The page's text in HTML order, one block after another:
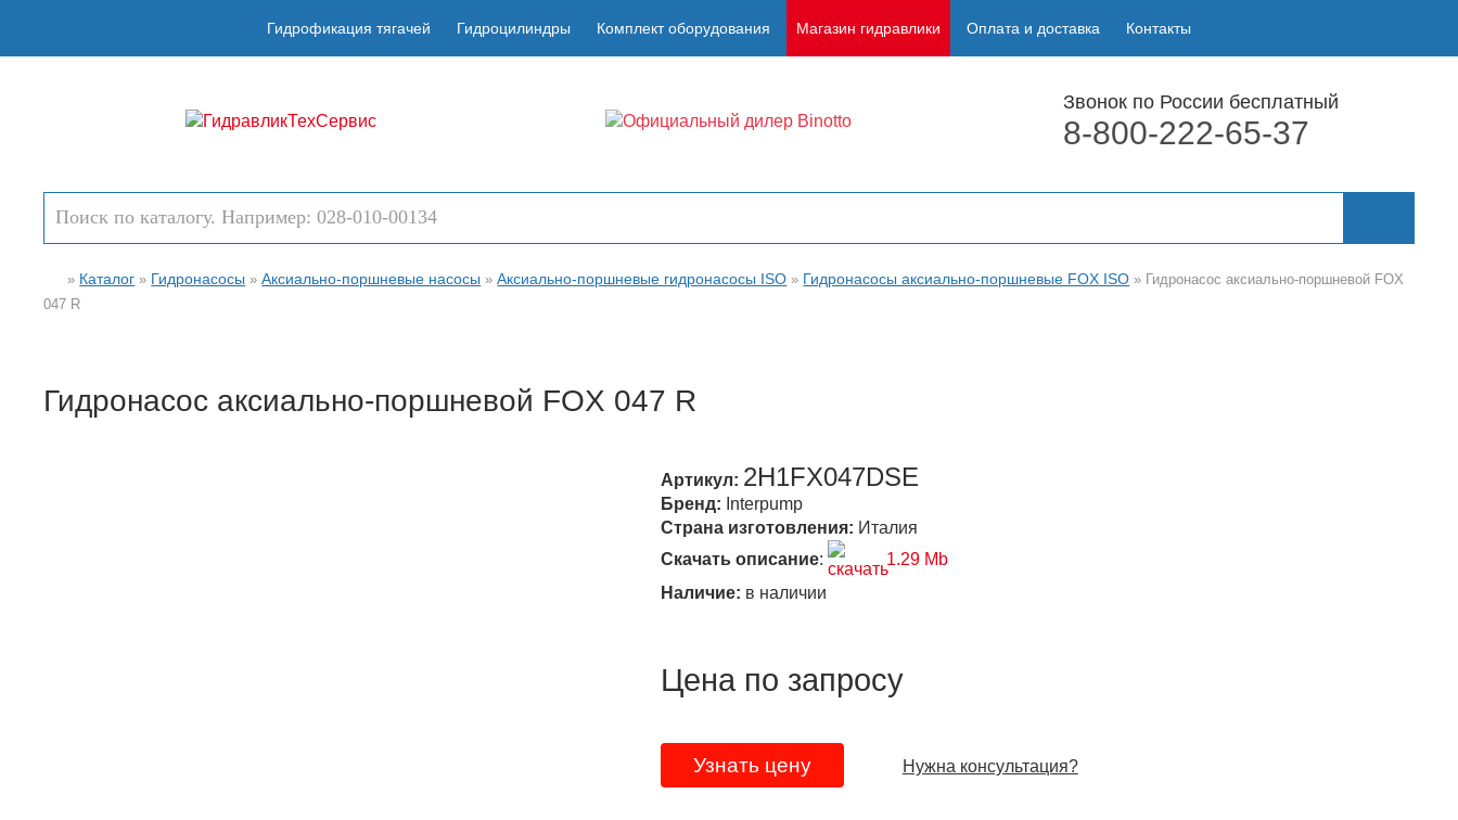
Гидрофикация тягачей Гидроцилиндры Комплект оборудования Магазин гидравлики Оплата и доставка Контакты
Звонок по России бесплатный
8-800-222-65-37
» Каталог » Гидронасосы » Аксиально-поршневые насосы » Аксиально-поршневые гидронасосы ISO » Гидронасосы аксиально-поршневые FOX ISO » Гидронасос аксиально-поршневой FOX
047 R
Гидронасос аксиально-поршневой FOX 047 R
Артикул: 2H1FX047DSE
Бренд: Interpump
Страна изготовления: Италия
Скачать описание:
1.29 Mb
Наличие: в наличии
Цена по запросу
Узнать цену Нужна консультация?